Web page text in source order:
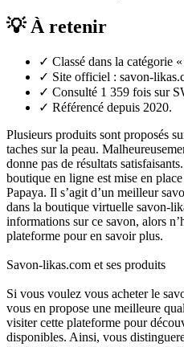
💡 À retenir
✓ Classé dans la catégorie
✓ Site officiel : savon-
✓ Consulté 1 359 fois sur
✓ Référencé depuis 2020.
Plusieurs produits sont proposés
taches sur la peau.
donne pas de résultats
boutique en ligne est mise en
Papaya. Il s’agit d’un meilleur
dans la boutique virtuelle savon-
informations sur ce savon, alors
plateforme pour en savoir plus.
Savon-likas.com et ses produits
Si vous voulez vous acheter le
vous en propose une meilleure
visiter cette plateforme pour
disponibles. Ainsi, vous